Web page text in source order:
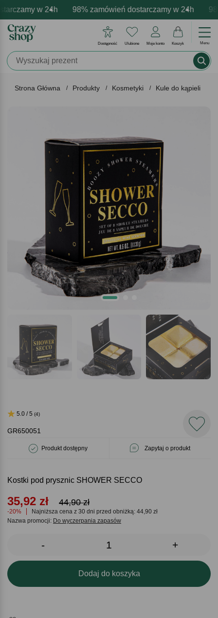
w 24h 98% zamówień dostarczamy w 24h
personalizacja produktów Profesjonalna i darmowa
emocje - zawsze udane prezenty Prezentujemy
Dostępność Ulubione Moje konto Koszyk Menu
Strona Główna Produkty Kosmetyki Kule do kąpieli
GR650051
Produkt dostępny Zapytaj o produkt
5.0 / 5 (4)
Kostki pod prysznic SHOWER SECCO
35,92 zł 44,90 zł
-20%
Najniższa cena z 30 dni przed obniżką: 44,90 zł
Nazwa promocji: Do wyczerpania zapasów
- +
Dodaj do koszyka